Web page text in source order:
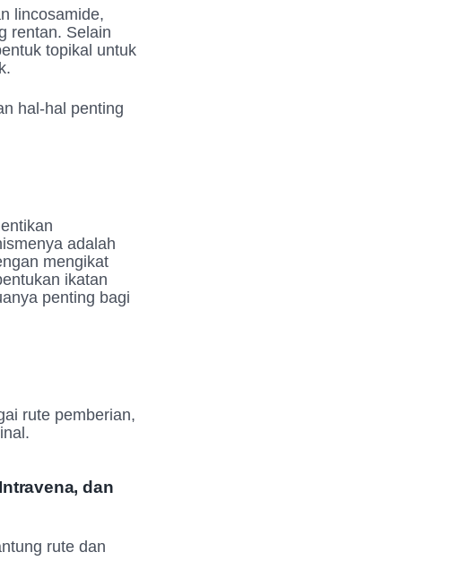
lincosamide,
rentan. Selain
topikal untuk
hal-hal penting
adalah
mengikat
ikatan
penting bagi
rute pemberian,
dan
rute dan